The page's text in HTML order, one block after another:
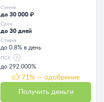
Сумма
до 30 000 ₽
Срок
до 30 дней
Ставка
до 0.8% в день
ПСК
до 292.000%
71 % — одобрение
Получить деньги